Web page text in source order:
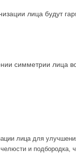
лица будут
симметрии лица
лица для
и подбородка,